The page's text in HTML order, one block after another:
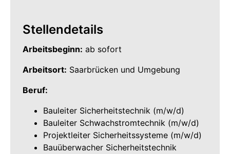
Stellendetails
Arbeitsbeginn: ab sofort
Arbeitsort: Saarbrücken und Umgebung
Beruf:
Bauleiter Sicherheitstechnik (m/w/d)
Bauleiter Schwachstromtechnik (m/w/d)
Projektleiter Sicherheitssysteme (m/w/d)
Bauüberwacher Sicherheitstechnik